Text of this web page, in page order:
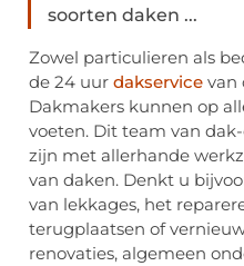
soorten daken ...
Zowel particulieren als
de 24 uur dakservice van
Dakmakers kunnen op
voeten. Dit team van
zijn met allerhande
van daken. Denkt u
van lekkages, het
terugplaatsen of
renovaties, algemeen